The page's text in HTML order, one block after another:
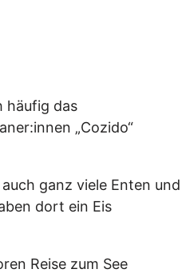
häufig das
„Cozido“
ganz viele Enten und
dort ein Eis
Reise zum See